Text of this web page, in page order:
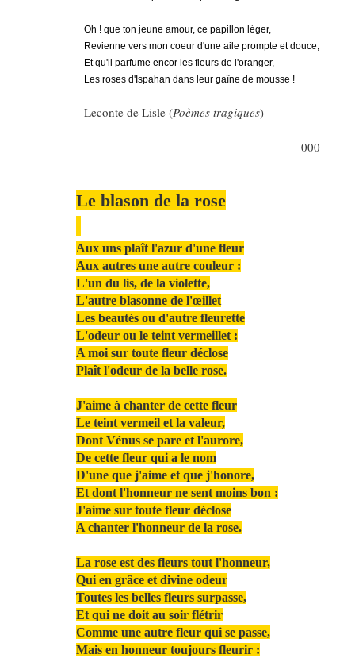
Oh ! que ton jeune amour, ce papillon léger,
Revienne vers mon coeur d'une aile prompte et douce,
Et qu'il parfume encor les fleurs de l'oranger,
Les roses d'Ispahan dans leur gaîne de mousse !
Leconte de Lisle (Poèmes tragiques)
000
Le blason de la rose
Aux uns plaît l'azur d'une fleur
Aux autres une autre couleur :
L'un du lis, de la violette,
L'autre blasonne de l'œillet
Les beautés ou d'autre fleurette
L'odeur ou le teint vermeillet :
A moi sur toute fleur déclose
Plaît l'odeur de la belle rose.
J'aime à chanter de cette fleur
Le teint vermeil et la valeur,
Dont Vénus se pare et l'aurore,
De cette fleur qui a le nom
D'une que j'aime et que j'honore,
Et dont l'honneur ne sent moins bon :
J'aime sur toute fleur déclose
A chanter l'honneur de la rose.
La rose est des fleurs tout l'honneur,
Qui en grâce et divine odeur
Toutes les belles fleurs surpasse,
Et qui ne doit au soir flétrir
Comme une autre fleur qui se passe,
Mais en honneur toujours fleurir :